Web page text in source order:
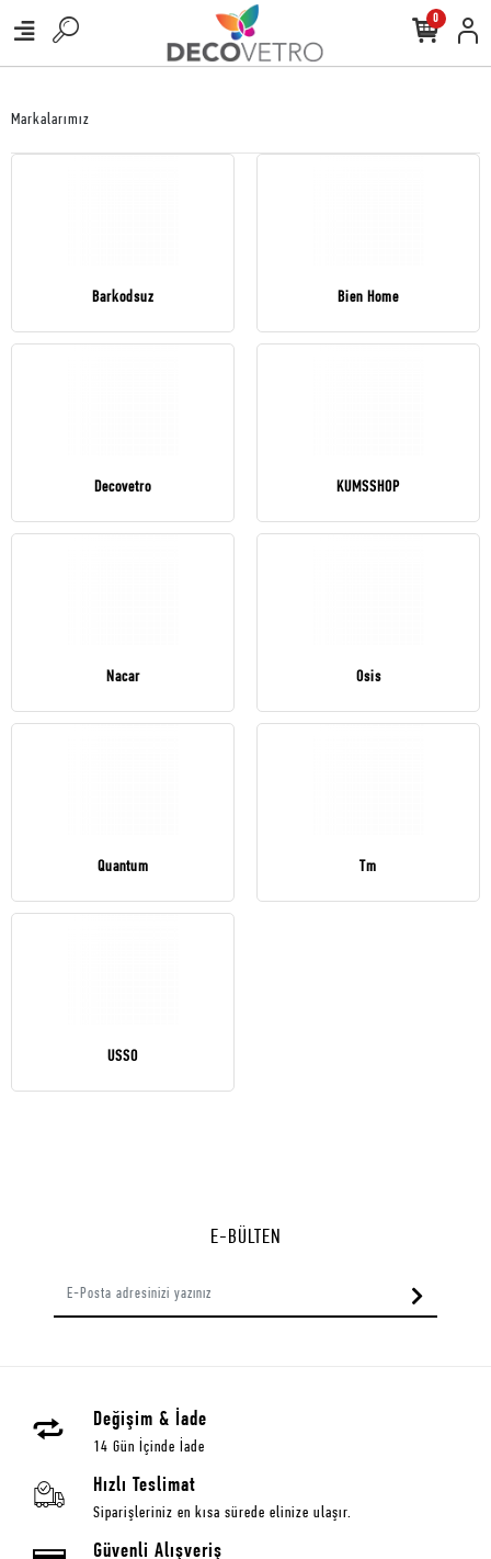
0
Markalarımız
Barkodsuz Bien Home
Decovetro KUMSSHOP
Nacar Osis
Quantum Tm
USSO
E-BÜLTEN
Değişim & İade
14 Gün İçinde İade
Hızlı Teslimat
Siparişleriniz en kısa sürede elinize ulaşır.
Güvenli Alışveriş